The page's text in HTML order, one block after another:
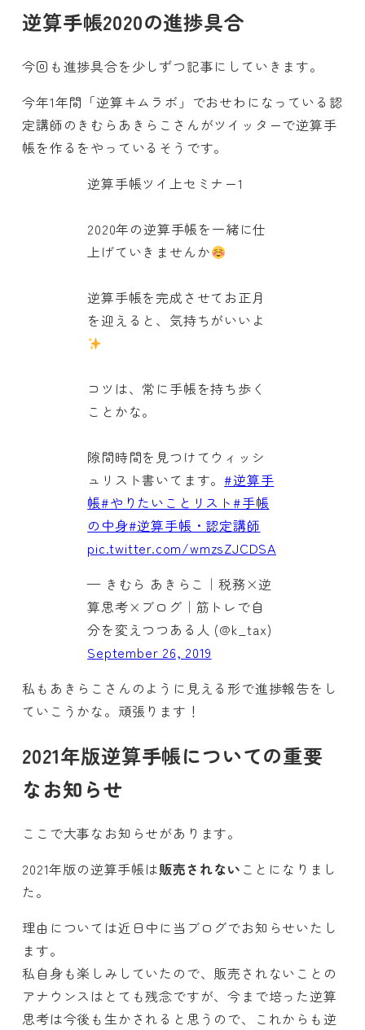
逆算手帳2020の進捗具合
今回も進捗具合を少しずつ記事にしていきます。
今年1年間「逆算キムラボ」でおせわになっている認
定講師のきむらあきらこさんがツイッターで逆算手
帳を作るをやっているそうです。
逆算手帳ツイ上セミナー1
2020年の逆算手帳を一緒に仕
上げていきませんか
逆算手帳を完成させてお正月
を迎えると、気持ちがいいよ
コツは、常に手帳を持ち歩く
ことかな。
隙間時間を見つけてウィッシ
ュリスト書いてます。#逆算手
帳#やりたいことリスト#手帳
の中身#逆算手帳・認定講師
pic.twitter.com/wmzsZJCDSA
— きむら あきらこ｜税務×逆
算思考×ブログ｜筋トレで自
分を変えつつある人 (@k_tax)
September 26, 2019
私もあきらこさんのように見える形で進捗報告をし
ていこうかな。頑張ります！
2021年版逆算手帳についての重要
なお知らせ
ここで大事なお知らせがあります。
2021年版の逆算手帳は販売されない ことになりまし
た。
理由については近日中に当ブログでお知らせいたし
ます。
私自身も楽しみしていたので、販売されないことの
アナウンスはとても残念ですが、今まで培った逆算
思考は今後も生かされると思うので、これからも逆